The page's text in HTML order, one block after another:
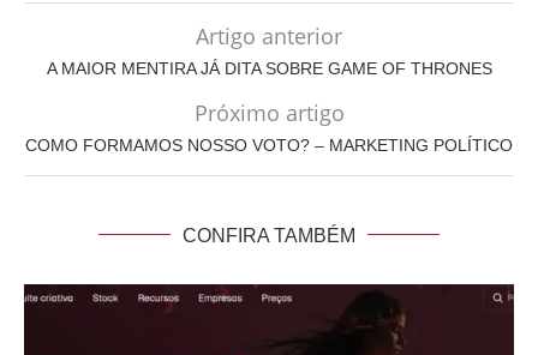
Artigo anterior
A MAIOR MENTIRA JÁ DITA SOBRE GAME OF THRONES
Próximo artigo
COMO FORMAMOS NOSSO VOTO? – MARKETING POLÍTICO
CONFIRA TAMBÉM